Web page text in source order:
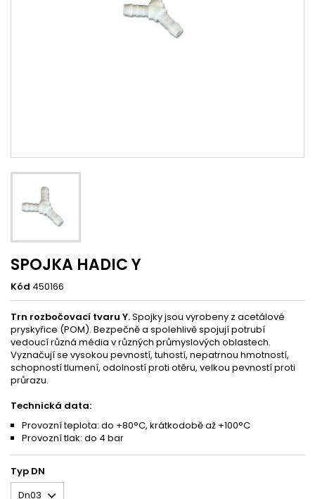
SPOJKA HADIC Y
Kód 450166
Trn rozbočovací tvaru Y.Spojky jsou vyrobeny z acetálové
pryskyřice (POM). Bezpečně a spolehlivě spojují potrubí
vedoucí různá média v různých průmyslových oblastech.
Vyznačují se vysokou pevností, tuhostí, nepatrnou hmotností,
schopností tlumení, odolností proti otěru, velkou pevností proti
průrazu.
Technická data:
Provozní teplota: do +80°C, krátkodobě až +100°C
Provozní tlak: do 4 bar
Typ DN